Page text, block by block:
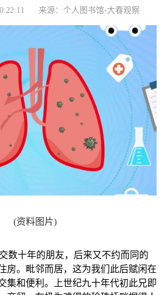
来源：个人图书馆-大春观察
(资料图片)
数十年的朋友，后来又不约而同的
房。毗邻而居，这为我们此后赋闲在
集和便利。上世纪九十年代初此兄即